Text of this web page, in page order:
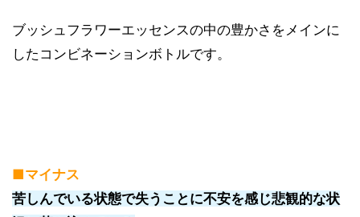
ブッシュフラワーエッセンスの中の豊かさをメインに
したコンビネーションボトルです。
■マイナス
苦しんでいる状態で失うことに不安を感じ悲観的な状